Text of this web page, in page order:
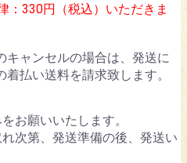
：330円（税込）いただきま
キャンセルの場合は、発送に
払い送料を請求致します。
お願いいたします。
次第、発送準備の後、発送い